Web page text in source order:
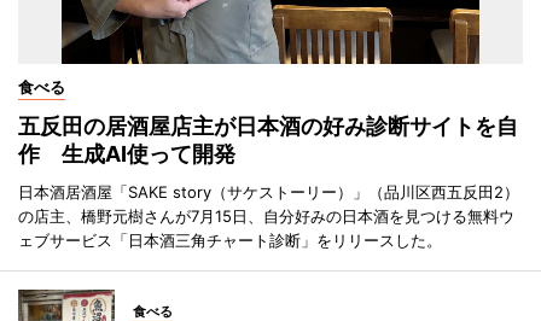
食べる
五反田の居酒屋店主が日本酒の好み診断サイトを自
作 生成AI使って開発
日本酒居酒屋「SAKE story（サケストーリー）」（品川区西五反田2）
の店主、橋野元樹さんが7月15日、自分好みの日本酒を見つける無料ウ
ェブサービス「日本酒三角チャート診断」をリリースした。
食べる